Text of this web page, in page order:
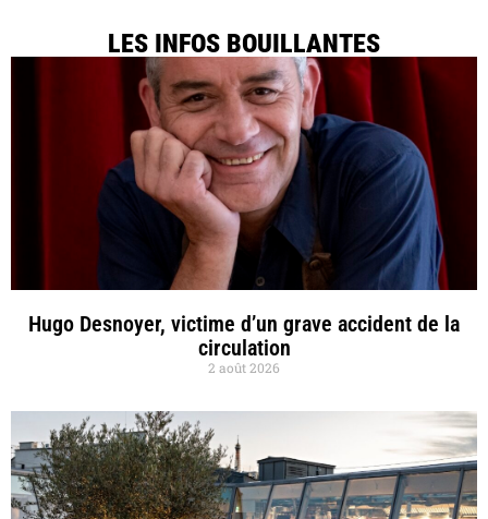
LES INFOS BOUILLANTES
Hugo Desnoyer, victime d’un grave accident de la
circulation
2 août 2026